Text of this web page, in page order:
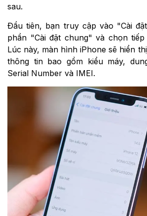
sau.
Đầu tiên, bạn truy cập vào "Cài
phần "Cài đặt chung" và chọn
Lúc này, màn hình iPhone sẽ hiển
thông tin bao gồm kiểu máy,
Serial Number và IMEI.